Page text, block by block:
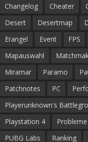
Changelog
Cheater
Desert
Desertmap
Erangel
Event FPS
Mapauswahl
Miramar
Paramo
Patchnotes
PC
Playerunknown's
Playstation 4
Probleme
PUBG Labs
Ranking